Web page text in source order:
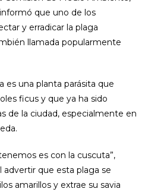
que uno de los
y erradicar la plaga
llamada popularmente
es una planta parásita que
ficus y que ya ha sido
de la ciudad, especialmente en
es con la cuscuta”,
advertir que esta plaga se
amarillos y extrae su savia